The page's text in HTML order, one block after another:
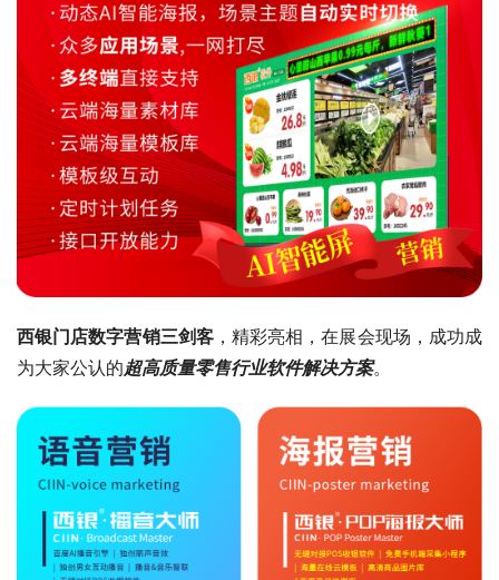
西银门店数字营销三剑客，精彩亮相，在展会现场，成功成
为大家公认的超高质量零售行业软件解决方案。